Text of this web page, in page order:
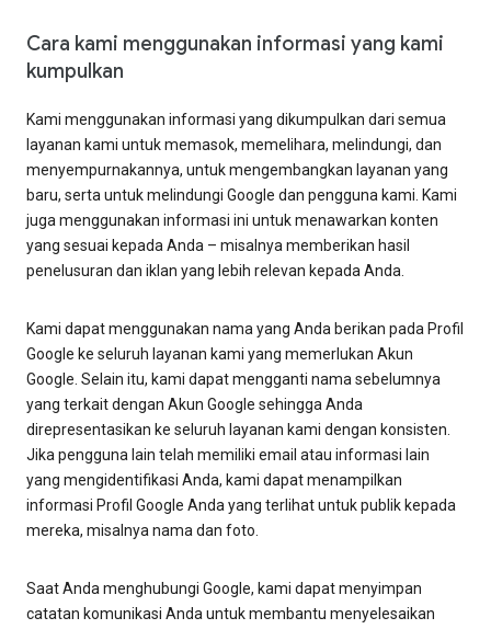
Cara kami menggunakan informasi yang kami
kumpulkan
Kami menggunakan informasi yang dikumpulkan dari semua
layanan kami untuk memasok, memelihara, melindungi, dan
menyempurnakannya, untuk mengembangkan layanan yang
baru, serta untuk melindungi Google dan pengguna kami. Kami
juga menggunakan informasi ini untuk menawarkan konten
yang sesuai kepada Anda – misalnya memberikan hasil
penelusuran dan iklan yang lebih relevan kepada Anda.
Kami dapat menggunakan nama yang Anda berikan pada Profil
Google ke seluruh layanan kami yang memerlukan Akun
Google. Selain itu, kami dapat mengganti nama sebelumnya
yang terkait dengan Akun Google sehingga Anda
direpresentasikan ke seluruh layanan kami dengan konsisten.
Jika pengguna lain telah memiliki email atau informasi lain
yang mengidentifikasi Anda, kami dapat menampilkan
informasi Profil Google Anda yang terlihat untuk publik kepada
mereka, misalnya nama dan foto.
Saat Anda menghubungi Google, kami dapat menyimpan
catatan komunikasi Anda untuk membantu menyelesaikan